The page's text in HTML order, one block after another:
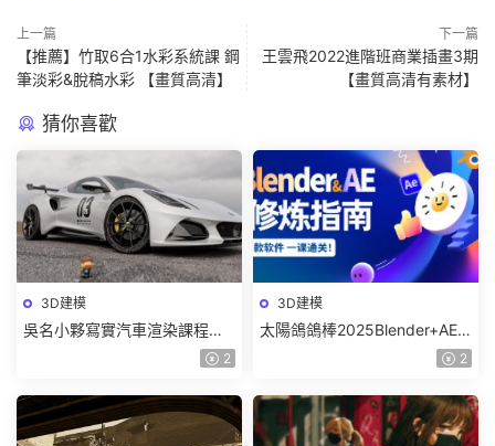
上一篇
【推薦】竹取6合1水彩系統課 鋼
筆淡彩&脫稿水彩 【畫質高清】
下一篇
王雲飛2022進階班商業插畫3期
【畫質高清有素材】
猜你喜歡
3D建模
吳名小夥寫實汽車渲染課程
2025年結課C4D+OC【畫質高
2
3D建模
太陽鴿鴿棒2025Blender+AE
超級修煉指南【畫質高清有部2